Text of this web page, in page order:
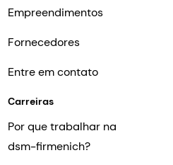
Empreendimentos
Fornecedores
Entre em contato
Carreiras
Por que trabalhar na
dsm-firmenich?